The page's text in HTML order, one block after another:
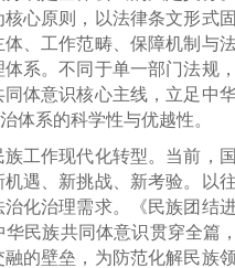
心原则，以法律条文形式
、工作范畴、保障机制与
系。不同于单一部门法规
体意识核心主线，立足中
体系的科学性与优越性。
工作现代化转型。当前，
遇、新挑战、新考验。以
化治理需求。《民族团结
民族共同体意识贯穿全篇
的壁垒，为防范化解民族